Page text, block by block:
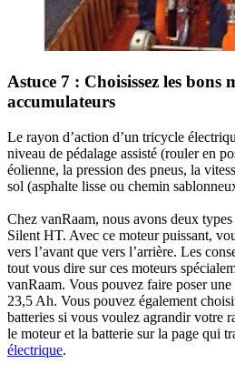
Astuce 7 : Choisissez les bons
accumulateurs
Le rayon d’action d’un tricycle
niveau de pédalage assisté (rouler en
éolienne, la pression des pneus, la
sol (asphalte lisse ou chemin
Chez vanRaam, nous avons deux
Silent HT. Avec ce moteur puissant,
vers l’avant que vers l’arrière. Les
tout vous dire sur ces moteurs
vanRaam. Vous pouvez faire poser
23,5 Ah. Vous pouvez également
batteries si vous voulez agrandir votre
le moteur et la batterie sur la page qui
électrique​.